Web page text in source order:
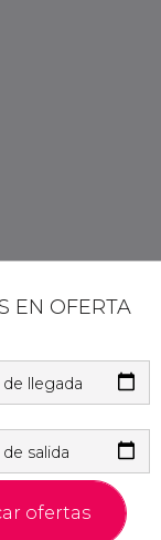
EN OFERTA
llegada
salida
ofertas